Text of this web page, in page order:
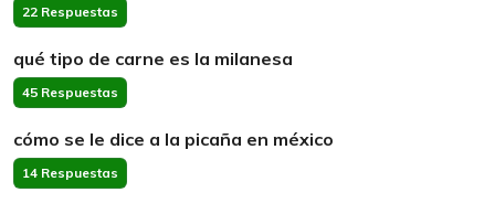
22 Respuestas
qué tipo de carne es la milanesa
45 Respuestas
cómo se le dice a la picaña en méxico
14 Respuestas